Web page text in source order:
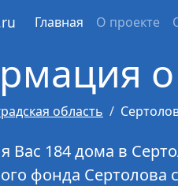
Главная О проекте
о
область
184 дома в
фонда Сертолова